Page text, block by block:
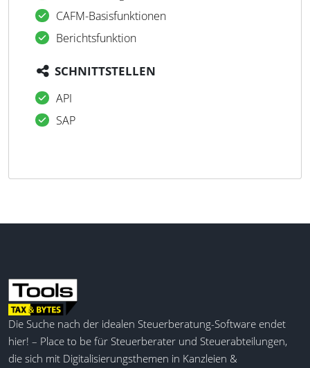
CAFM-Basisfunktionen
Berichtsfunktion
SCHNITTSTELLEN
API
SAP
Die Suche nach der idealen Steuerberatung-Software endet
hier! – Place to be für Steuerberater und Steuerabteilungen,
die sich mit Digitalisierungsthemen in Kanzleien &